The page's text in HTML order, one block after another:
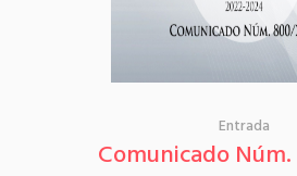
Entrada
Comunicado